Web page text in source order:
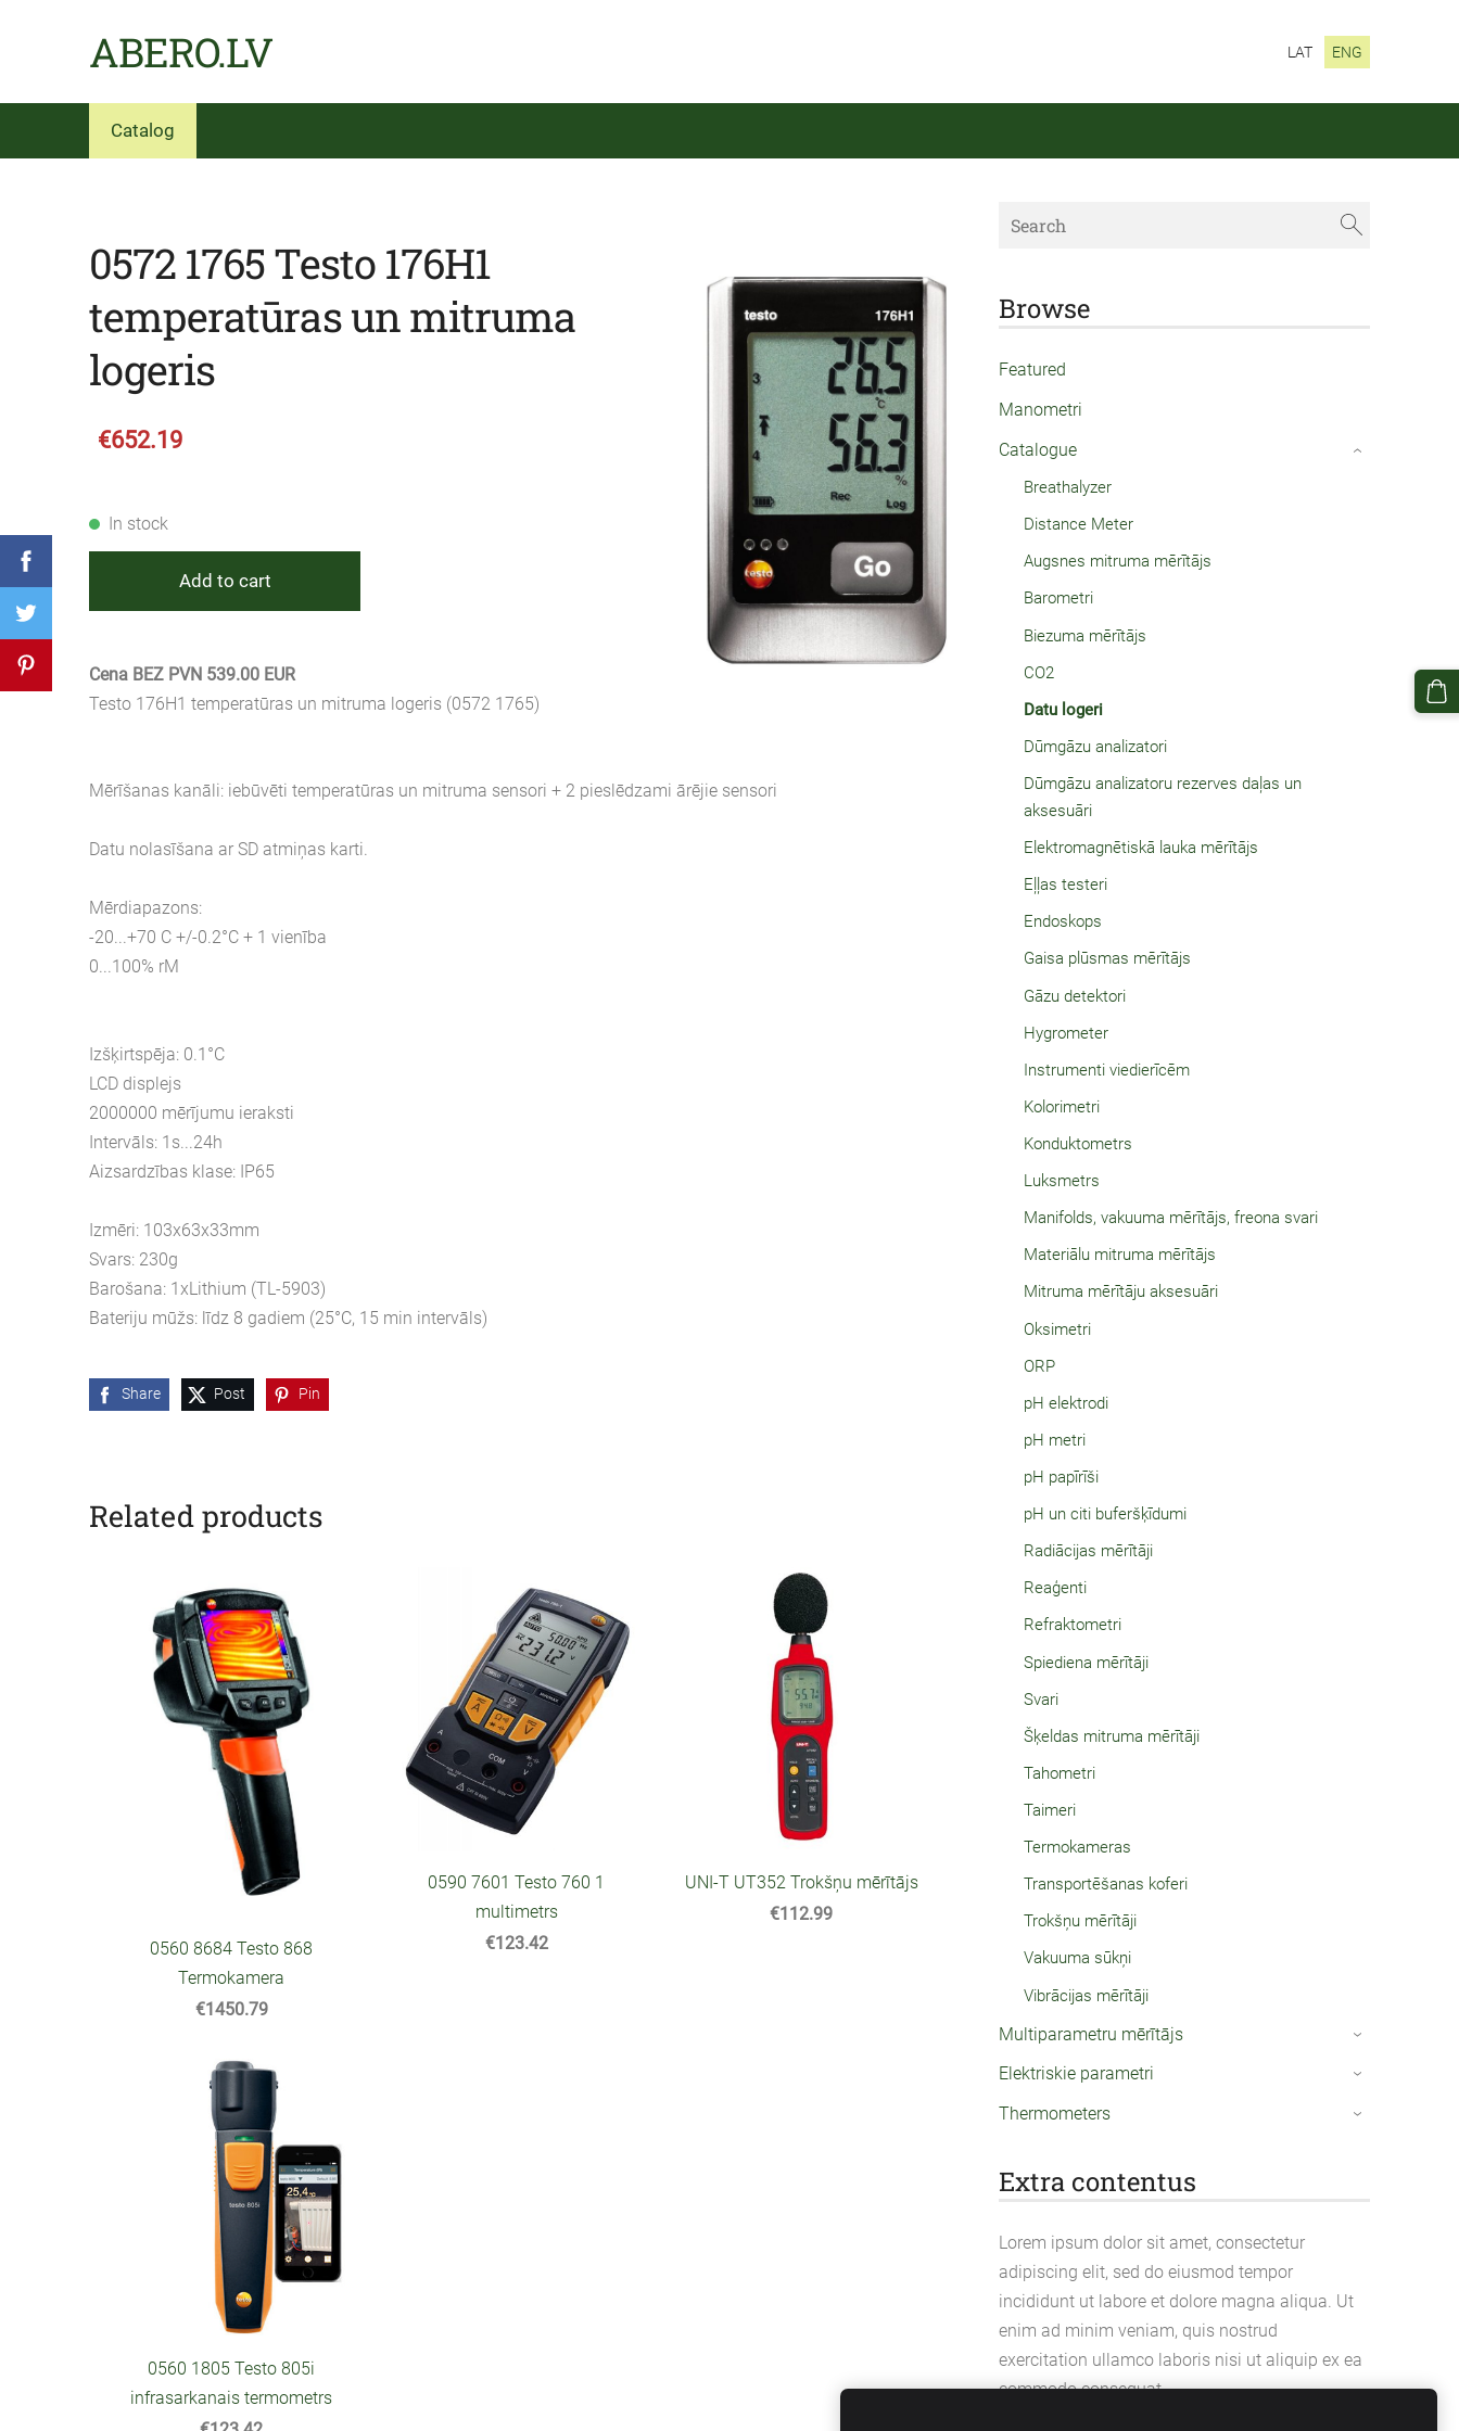
ABERO.LV LAT ENG
Catalog
Browse
Featured
Manometri
Catalogue
Breathalyzer
Distance Meter
Augsnes mitruma mērītājs
Barometri
Biezuma mērītājs
CO2
Datu logeri
Dūmgāzu analizatori
Dūmgāzu analizatoru rezerves daļas un
aksesuāri
Elektromagnētiskā lauka mērītājs
Eļļas testeri
Endoskops
Gaisa plūsmas mērītājs
Gāzu detektori
Hygrometer
Instrumenti viedierīcēm
Kolorimetri
Konduktometrs
Luksmetrs
Manifolds, vakuuma mērītājs, freona svari
Materiālu mitruma mērītājs
Mitruma mērītāju aksesuāri
Oksimetri
ORP
pH elektrodi
pH metri
pH papīrīši
pH un citi buferšķīdumi
Radiācijas mērītāji
Reaģenti
Refraktometri
Spiediena mērītāji
Svari
Šķeldas mitruma mērītāji
Tahometri
Taimeri
Termokameras
Transportēšanas koferi
Trokšņu mērītāji
Vakuuma sūkņi
Vibrācijas mērītāji
›
Multiparametru mērītājs ›
Elektriskie parametri ›
Thermometers ›
Extra contentus
Lorem ipsum dolor sit amet, consectetur
adipiscing elit, sed do eiusmod tempor
incididunt ut labore et dolore magna aliqua. Ut
enim ad minim veniam, quis nostrud
exercitation ullamco laboris nisi ut aliquip ex ea
commodo consequat.
0572 1765 Testo 176H1
temperatūras un mitruma
logeris
€652.19
In stock
Add to cart
Cena BEZ PVN 539.00 EUR
Testo 176H1 temperatūras un mitruma logeris (0572 1765)
Mērīšanas kanāli: iebūvēti temperatūras un mitruma sensori + 2 pieslēdzami ārējie sensori
Datu nolasīšana ar SD atmiņas karti.
Mērdiapazons:
-20...+70 C +/-0.2°C + 1 vienība
0...100% rM
Izšķirtspēja: 0.1°C
LCD displejs
2000000 mērījumu ieraksti
Intervāls: 1s...24h
Aizsardzības klase: IP65
Izmēri: 103x63x33mm
Svars: 230g
Barošana: 1xLithium (TL-5903)
Bateriju mūžs: līdz 8 gadiem (25°C, 15 min intervāls)
Share Post Pin
Related products
0560 8684 Testo 868
Termokamera
€1450.79
0590 7601 Testo 760 1
multimetrs
€123.42
UNI-T UT352 Trokšņu mērītājs
€112.99
0560 1805 Testo 805i
infrasarkanais termometrs